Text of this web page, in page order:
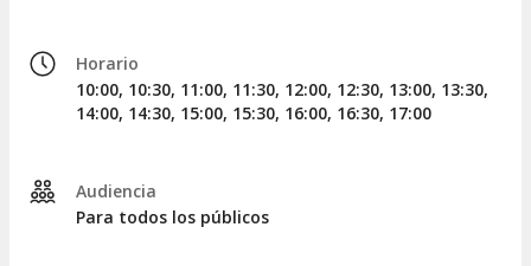
El acceso a LEGOLAND Discovery Centre está restringido a
adultos que acompañen al menos a un niño, y todos los
menores deben estar siempre supervisados por un adulto.
Horario
10:00, 10:30, 11:00, 11:30, 12:00, 12:30, 13:00, 13:30,
14:00, 14:30, 15:00, 15:30, 16:00, 16:30, 17:00
Audiencia
Para todos los públicos